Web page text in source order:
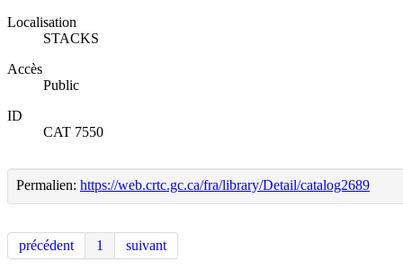
Localisation
STACKS
Accès
Public
ID
CAT 7550
Permalien: https://web.crtc.gc.ca/fra/library/Detail/catalog2689
précédent 1 suivant